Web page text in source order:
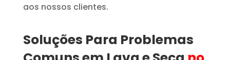
aos nossos clientes.
Soluções Para Problemas